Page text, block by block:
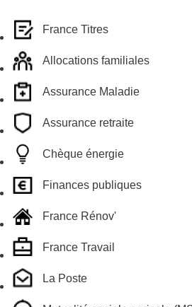
France Titres
Allocations familiales
Assurance Maladie
Assurance retraite
Chèque énergie
Finances publiques
France Rénov'
France Travail
La Poste